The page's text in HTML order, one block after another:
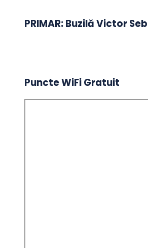
PRIMAR: Buzilă Victor
Puncte WiFi Gratuit